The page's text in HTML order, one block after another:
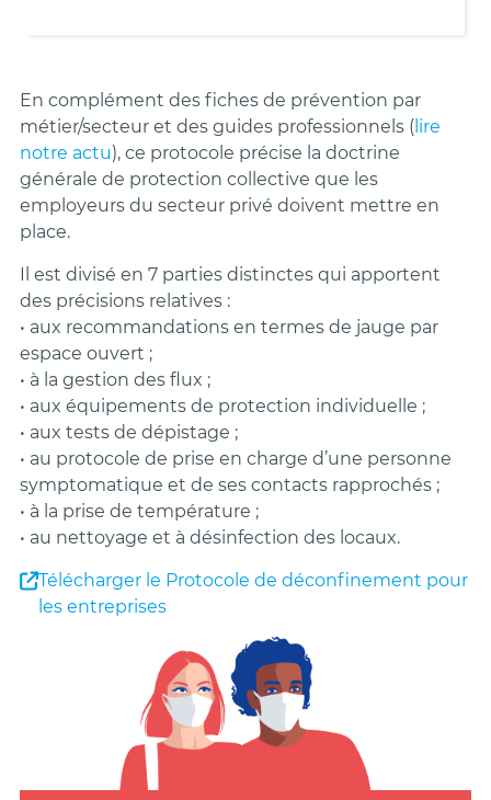
En complément des fiches de prévention par
métier/secteur et des guides professionnels (lire
notre actu), ce protocole précise la doctrine
générale de protection collective que les
employeurs du secteur privé doivent mettre en
place.
Il est divisé en 7 parties distinctes qui apportent
des précisions relatives :
• aux recommandations en termes de jauge par
espace ouvert ;
• à la gestion des flux ;
• aux équipements de protection individuelle ;
• aux tests de dépistage ;
• au protocole de prise en charge d’une personne
symptomatique et de ses contacts rapprochés ;
• à la prise de température ;
• au nettoyage et à désinfection des locaux.
Télécharger le Protocole de déconfinement pour
les entreprises